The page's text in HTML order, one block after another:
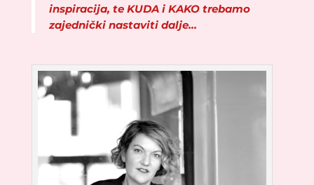
inspiracija, te KUDA i KAKO trebamo
zajednički nastaviti dalje…